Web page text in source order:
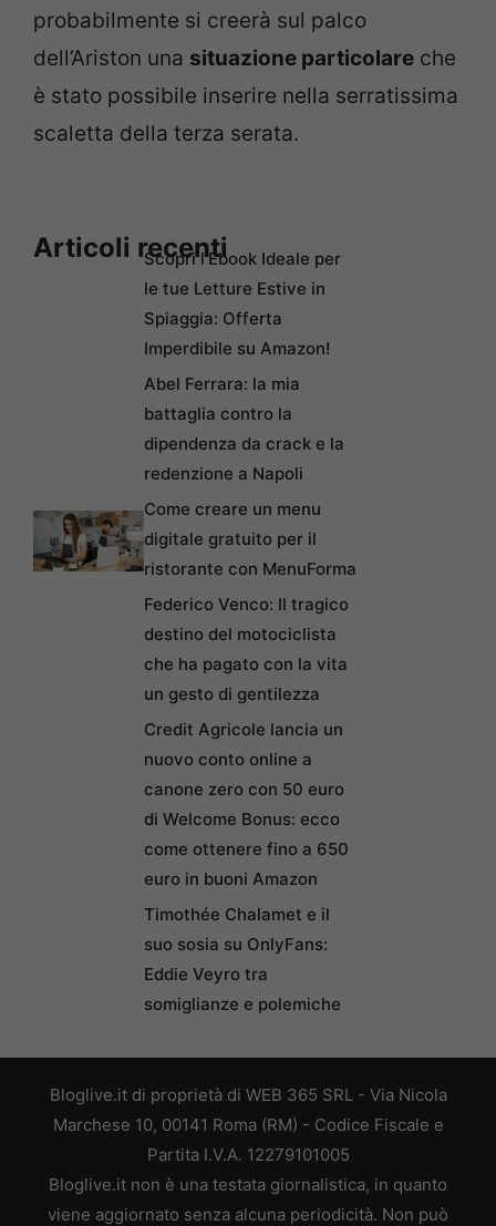
probabilmente si creerà sul palco
dell’Ariston una situazione particolare che
è stato possibile inserire nella serratissima
scaletta della terza serata.
Articoli recentiScopri l’Ebook Ideale per
le tue Letture Estive in
Spiaggia: Offerta
Imperdibile su Amazon!
Abel Ferrara: la mia
battaglia contro la
dipendenza da crack e la
redenzione a Napoli
Come creare un menu
digitale gratuito per il
ristorante con MenuForma
Federico Venco: Il tragico
destino del motociclista
che ha pagato con la vita
un gesto di gentilezza
Credit Agricole lancia un
nuovo conto online a
canone zero con 50 euro
di Welcome Bonus: ecco
come ottenere fino a 650
euro in buoni Amazon
Timothée Chalamet e il
suo sosia su OnlyFans:
Eddie Veyro tra
somiglianze e polemiche
Bloglive.it di proprietà di WEB 365 SRL - Via Nicola
Marchese 10, 00141 Roma (RM) - Codice Fiscale e
Partita I.V.A. 12279101005
Bloglive.it non è una testata giornalistica, in quanto
viene aggiornato senza alcuna periodicità. Non può